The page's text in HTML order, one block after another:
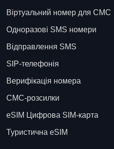
Віртуальний номер для СМС
Одноразові SMS номери
Відправлення SMS
SIP-телефонія
Верифікація номера
СМС-розсилки
eSIM Цифрова SIM-карта
Туристична eSIM